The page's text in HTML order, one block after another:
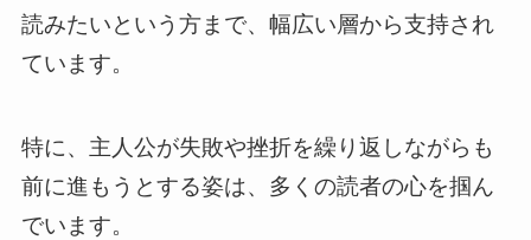
読みたいという方まで、幅広い層から支持され
ています。
特に、主人公が失敗や挫折を繰り返しながらも
前に進もうとする姿は、多くの読者の心を掴ん
でいます。